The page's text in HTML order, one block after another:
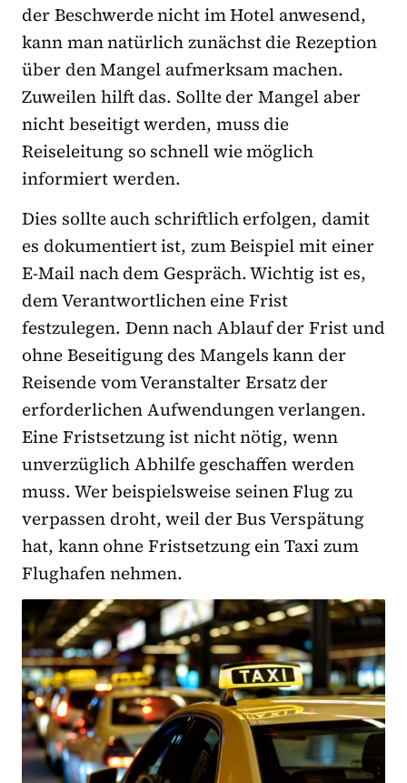
der Beschwerde nicht im Hotel anwesend,
kann man natürlich zunächst die Rezeption
über den Mangel aufmerksam machen.
Zuweilen hilft das. Sollte der Mangel aber
nicht beseitigt werden, muss die
Reiseleitung so schnell wie möglich
informiert werden.
Dies sollte auch schriftlich erfolgen, damit
es dokumentiert ist, zum Beispiel mit einer
E-Mail nach dem Gespräch. Wichtig ist es,
dem Verantwortlichen eine Frist
festzulegen. Denn nach Ablauf der Frist und
ohne Beseitigung des Mangels kann der
Reisende vom Veranstalter Ersatz der
erforderlichen Aufwendungen verlangen.
Eine Fristsetzung ist nicht nötig, wenn
unverzüglich Abhilfe geschaffen werden
muss. Wer beispielsweise seinen Flug zu
verpassen droht, weil der Bus Verspätung
hat, kann ohne Fristsetzung ein Taxi zum
Flughafen nehmen.